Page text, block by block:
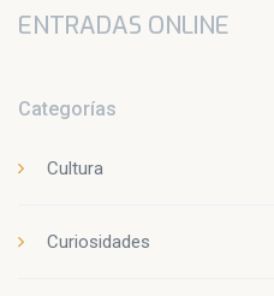
ENTRADAS ONLINE
Categorías
Cultura
Curiosidades